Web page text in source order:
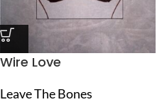
Wire Love
Leave The Bones